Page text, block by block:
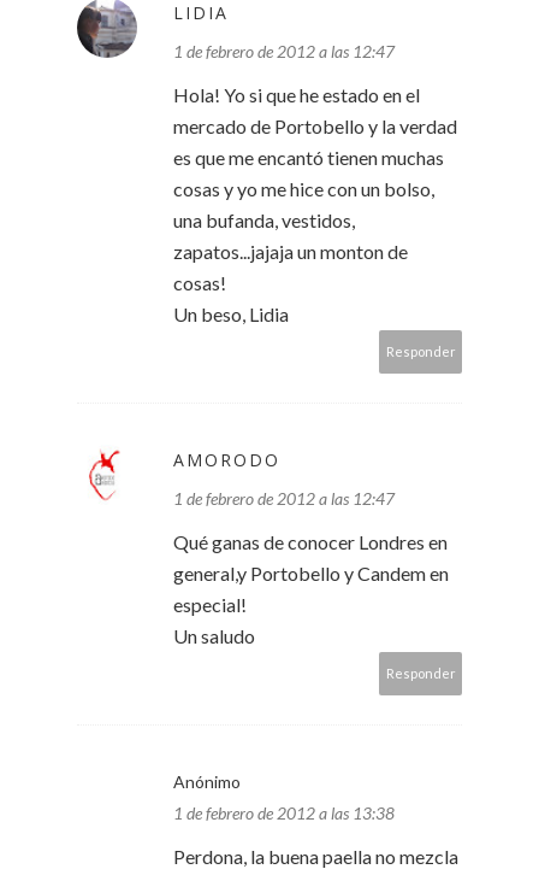
LIDIA
1 de febrero de 2012 a las 12:47
Hola! Yo si que he estado en el
mercado de Portobello y la verdad
es que me encantó tienen muchas
cosas y yo me hice con un bolso,
una bufanda, vestidos,
zapatos...jajaja un monton de
cosas!
Un beso, Lidia
Responder
AMORODO
1 de febrero de 2012 a las 12:47
Qué ganas de conocer Londres en
general,y Portobello y Candem en
especial!
Un saludo
Responder
Anónimo
1 de febrero de 2012 a las 13:38
Perdona, la buena paella no mezcla